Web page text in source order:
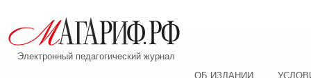
Электронный педагогический журнал
ОБ ИЗДАНИИ